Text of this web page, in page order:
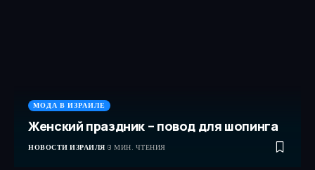
МОДА В ИЗРАИЛЕ
Женский праздник – повод для шопинга
НОВОСТИ ИЗРАИЛЯ 3 МИН. ЧТЕНИЯ